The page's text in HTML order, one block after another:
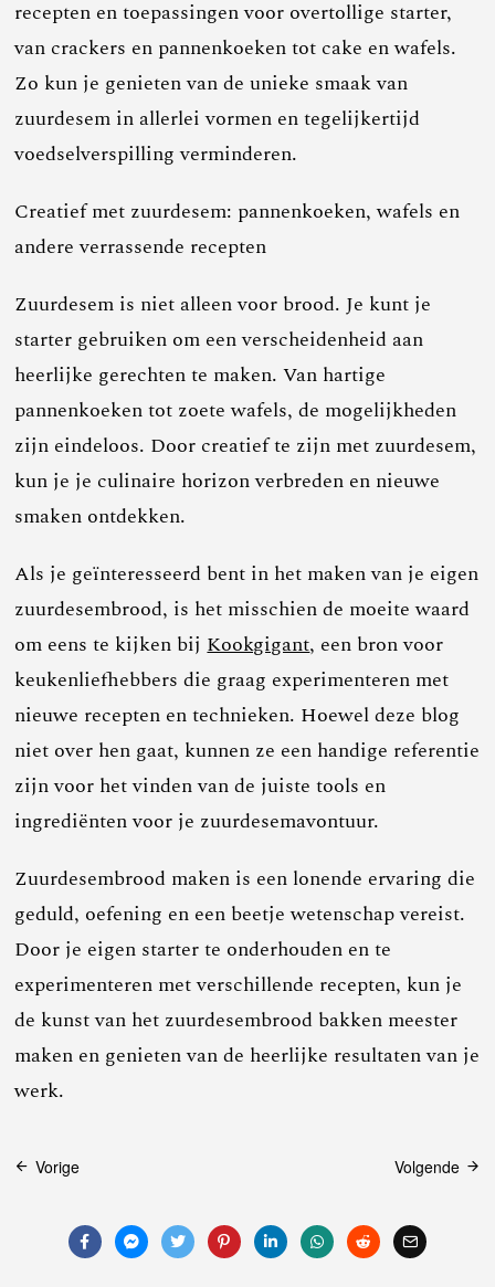
recepten en toepassingen voor overtollige starter,
van crackers en pannenkoeken tot cake en wafels.
Zo kun je genieten van de unieke smaak van
zuurdesem in allerlei vormen en tegelijkertijd
voedselverspilling verminderen.
Creatief met zuurdesem: pannenkoeken, wafels en
andere verrassende recepten
Zuurdesem is niet alleen voor brood. Je kunt je
starter gebruiken om een verscheidenheid aan
heerlijke gerechten te maken. Van hartige
pannenkoeken tot zoete wafels, de mogelijkheden
zijn eindeloos. Door creatief te zijn met zuurdesem,
kun je je culinaire horizon verbreden en nieuwe
smaken ontdekken.
Als je geïnteresseerd bent in het maken van je eigen
zuurdesembrood, is het misschien de moeite waard
om eens te kijken bijKookgigant, een bron voor
keukenliefhebbers die graag experimenteren met
nieuwe recepten en technieken. Hoewel deze blog
niet over hen gaat, kunnen ze een handige referentie
zijn voor het vinden van de juiste tools en
ingrediënten voor je zuurdesemavontuur.
Zuurdesembrood maken is een lonende ervaring die
geduld, oefening en een beetje wetenschap vereist.
Door je eigen starter te onderhouden en te
experimenteren met verschillende recepten, kun je
de kunst van het zuurdesembrood bakken meester
maken en genieten van de heerlijke resultaten van je
werk.
Bericht
navigatie
Vorige Volgende